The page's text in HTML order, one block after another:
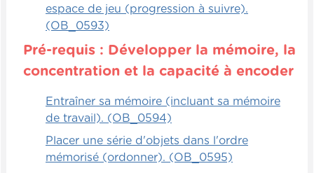
espace de jeu (progression à suivre).
(OB_0593)
Pré-requis : Développer la mémoire, la
concentration et la capacité à encoder
Entraîner sa mémoire (incluant sa mémoire
de travail). (OB_0594)
Placer une série d'objets dans l'ordre
mémorisé (ordonner). (OB_0595)